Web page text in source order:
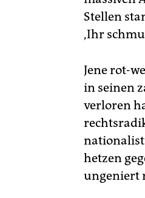
Stellen
,Ihr
Jene rot-
in seinen
verloren
hetzen
ungeniert